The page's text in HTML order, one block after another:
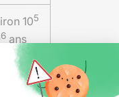
105
6 ans
104